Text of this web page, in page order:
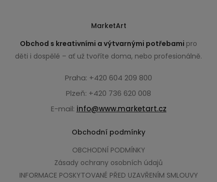
MarketArt
Obchod s kreativními a výtvarnými potřebami pro
děti i dospělé – ať už tvoříte doma, nebo profesionálně.
Praha: +420 604 209 800
Plzeň: +420 736 620 008
E-mail: info@www.marketart.cz
Obchodní podmínky
OBCHODNÍ PODMÍNKY
Zásady ochrany osobních údajů
INFORMACE POSKYTOVANÉ PŘED UZAVŘENÍM SMLOUVY